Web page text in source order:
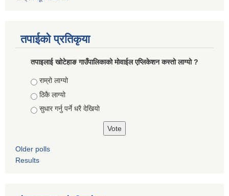
तपाईको प्रतिकृया
तपाइलाई खोटेहाङ गाउँपालिकाको माेवाईल एप्लिकेशन कस्तो लाग्यो ?
Choices
राम्रो लाग्यो
ठिकै लाग्यो
सुधार गर्नु पर्ने धरै देखियाे
Older polls
Results